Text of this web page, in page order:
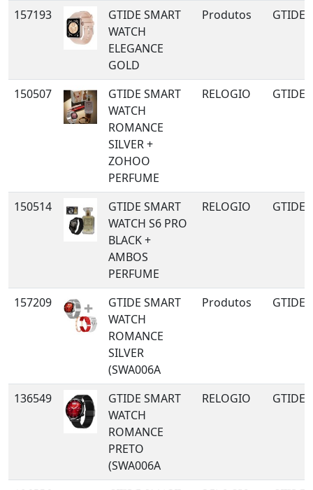
157193
GTIDE SMART
WATCH
ELEGANCE
GOLD
Produtos GTIDE
150507
GTIDE SMART
WATCH
ROMANCE
SILVER +
ZOHOO
PERFUME
RELOGIO GTIDE
150514
GTIDE SMART
WATCH S6 PRO
BLACK +
AMBOS
PERFUME
RELOGIO GTIDE
157209
GTIDE SMART
WATCH
ROMANCE
SILVER
(SWA006A
Produtos GTIDE
136549
GTIDE SMART
WATCH
ROMANCE
PRETO
(SWA006A
RELOGIO GTIDE